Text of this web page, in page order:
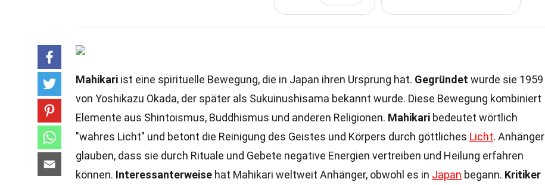
Mahikari ist eine spirituelle Bewegung, die in Japan ihren Ursprung hat. Gegründet wurde sie 1959
von Yoshikazu Okada, der später als Sukuinushisama bekannt wurde. Diese Bewegung kombiniert
Elemente aus Shintoismus, Buddhismus und anderen Religionen. Mahikari bedeutet wörtlich
"wahres Licht" und betont die Reinigung des Geistes und Körpers durch göttliches Licht. Anhänger
glauben, dass sie durch Rituale und Gebete negative Energien vertreiben und Heilung erfahren
können. Interessanterweise hat Mahikari weltweit Anhänger, obwohl es in Japan begann. Kritiker